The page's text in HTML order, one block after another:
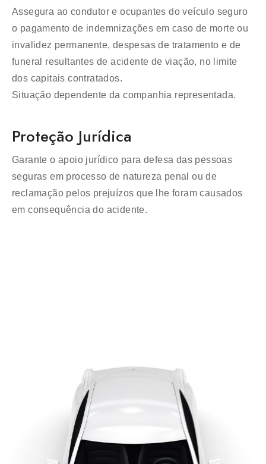
Assegura ao condutor e ocupantes do veículo seguro
o pagamento de indemnizações em caso de morte ou
invalidez permanente, despesas de tratamento e de
funeral resultantes de acidente de viação, no limite
dos capitais contratados.
Situação dependente da companhia representada.
Proteção Jurídica
Garante o apoio jurídico para defesa das pessoas
seguras em processo de natureza penal ou de
reclamação pelos prejuízos que lhe foram causados
em consequência do acidente.